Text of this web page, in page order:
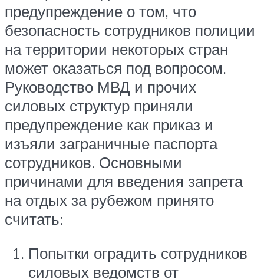
предупреждение о том, что
безопасность сотрудников полиции
на территории некоторых стран
может оказаться под вопросом.
Руководство МВД и прочих
силовых структур приняли
предупреждение как приказ и
изъяли заграничные паспорта
сотрудников. Основными
причинами для введения запрета
на отдых за рубежом принято
считать:
Попытки оградить сотрудников
силовых ведомств от